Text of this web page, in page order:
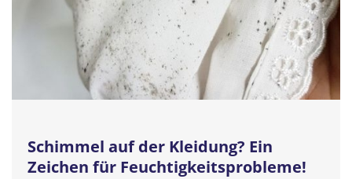
Schimmel auf der Kleidung? Ein
Zeichen für Feuchtigkeitsprobleme!